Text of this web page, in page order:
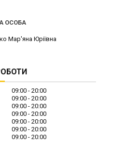
Мар'яна Юріївна
09:00
20:00
09:00
20:00
09:00
20:00
09:00
20:00
09:00
20:00
09:00
20:00
09:00 20:00